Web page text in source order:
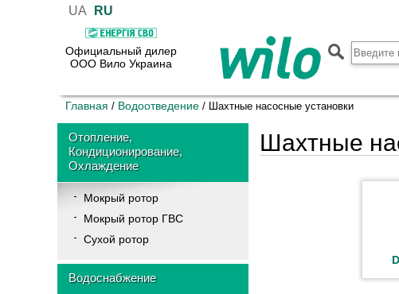
UA RU
Официальный дилер
ООО Вило Украина
Главная / Водоотведение / Шахтные насосные установки
Отопление,
Кондиционирование,
Охлаждение
Мокрый ротор
Мокрый ротор ГВС
Сухой ротор
Водоснабжение
Шахтные